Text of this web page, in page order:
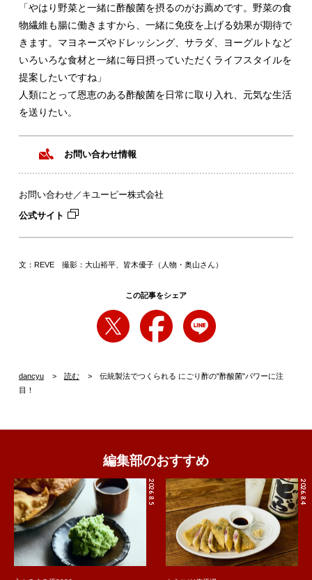
「やはり野菜と一緒に酢酸菌を摂るのがお薦めです。野菜の食
物繊維も腸に働きますから、一緒に免疫を上げる効果が期待で
きます。マヨネーズやドレッシング、サラダ、ヨーグルトなど
いろいろな食材と一緒に毎日摂っていただくライフスタイルを
提案したいですね」
人類にとって恩恵のある酢酸菌を日常に取り入れ、元気な生活
を送りたい。
お問い合わせ情報
お問い合わせ／キユーピー株式会社
公式サイト
文：REVE 撮影：大山裕平、皆木優子（人物・奥山さん）
この記事をシェア
dancyu 読む
伝統製法でつくられる にごり酢の"酢酸菌"パワーに注
目！
編集部のおすすめ
2026.8.5 2026.8.4